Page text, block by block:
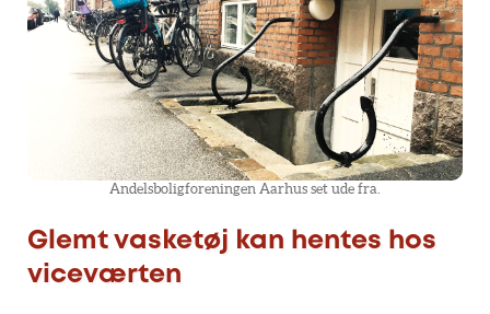
Andelsboligforeningen Aarhus set ude fra.
Glemt vasketøj kan hentes hos
viceværten